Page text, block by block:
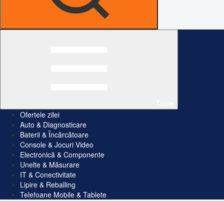
Ofertele zilei
Auto & Diagnosticare
Baterii & Încărcătoare
Console & Jocuri Video
Electronică & Componente
Unelte & Măsurare
IT & Conectivitate
Lipire & Reballing
Telefoane Mobile & Tablete